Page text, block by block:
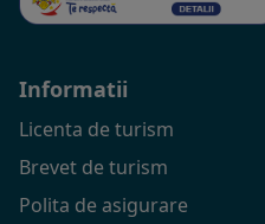
Informatii
Licenta de turism
Brevet de turism
Polita de asigurare